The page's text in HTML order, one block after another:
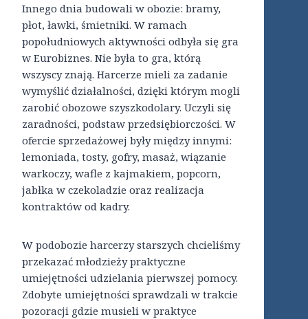
Innego dnia budowali w obozie: bramy,
płot, ławki, śmietniki. W ramach
popołudniowych aktywności odbyła się gra
w Eurobiznes. Nie była to gra, którą
wszyscy znają. Harcerze mieli za zadanie
wymyślić działalności, dzięki którym mogli
zarobić obozowe szyszkodolary. Uczyli się
zaradności, podstaw przedsiębiorczości. W
ofercie sprzedażowej były między innymi:
lemoniada, tosty, gofry, masaż, wiązanie
warkoczy, wafle z kajmakiem, popcorn,
jabłka w czekoladzie oraz realizacja
kontraktów od kadry.
W podobozie harcerzy starszych chcieliśmy
przekazać młodzieży praktyczne
umiejętności udzielania pierwszej pomocy.
Zdobyte umiejętności sprawdzali w trakcie
pozoracji gdzie musieli w praktyce